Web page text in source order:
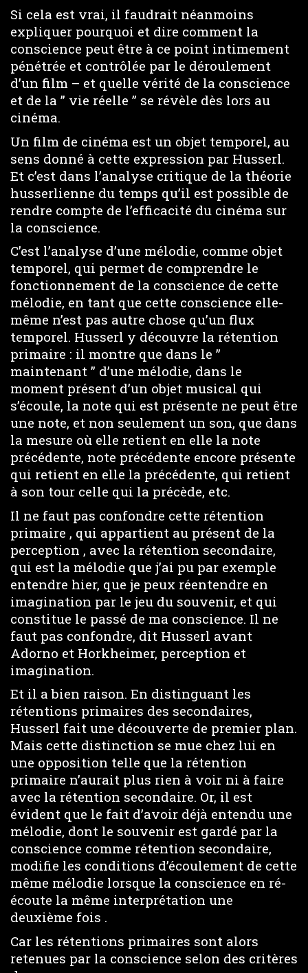
Si cela est vrai, il faudrait néanmoins
expliquer pourquoi et dire comment la
conscience peut être à ce point intimement
pénétrée et contrôlée par le déroulement
d’un film – et quelle vérité de la conscience
et de la ” vie réelle ” se révèle dès lors au
cinéma.
Un film de cinéma est un objet temporel, au
sens donné à cette expression par Husserl.
Et c’est dans l’analyse critique de la théorie
husserlienne du temps qu’il est possible de
rendre compte de l’efficacité du cinéma sur
la conscience.
C’est l’analyse d’une mélodie, comme objet
temporel, qui permet de comprendre le
fonctionnement de la conscience de cette
mélodie, en tant que cette conscience elle-
même n’est pas autre chose qu’un flux
temporel. Husserl y découvre la rétention
primaire : il montre que dans le ”
maintenant ” d’une mélodie, dans le
moment présent d’un objet musical qui
s’écoule, la note qui est présente ne peut être
une note, et non seulement un son, que dans
la mesure où elle retient en elle la note
précédente, note précédente encore présente
qui retient en elle la précédente, qui retient
à son tour celle qui la précède, etc.
Il ne faut pas confondre cette rétention
primaire , qui appartient au présent de la
perception , avec la rétention secondaire,
qui est la mélodie que j’ai pu par exemple
entendre hier, que je peux réentendre en
imagination par le jeu du souvenir, et qui
constitue le passé de ma conscience. Il ne
faut pas confondre, dit Husserl avant
Adorno et Horkheimer, perception et
imagination.
Et il a bien raison. En distinguant les
rétentions primaires des secondaires,
Husserl fait une découverte de premier plan.
Mais cette distinction se mue chez lui en
une opposition telle que la rétention
primaire n’aurait plus rien à voir ni à faire
avec la rétention secondaire. Or, il est
évident que le fait d’avoir déjà entendu une
mélodie, dont le souvenir est gardé par la
conscience comme rétention secondaire,
modifie les conditions d’écoulement de cette
même mélodie lorsque la conscience en ré-
écoute la même interprétation une
deuxième fois .
Car les rétentions primaires sont alors
retenues par la conscience selon des critères